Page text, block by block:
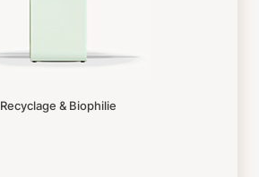
Recyclage & Biophilie